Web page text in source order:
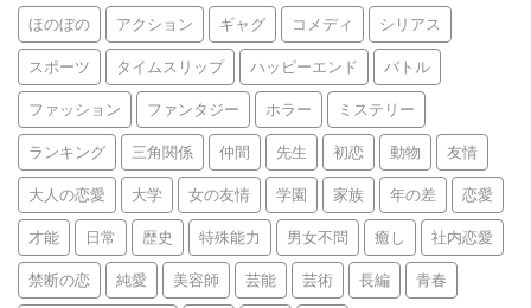
ほのぼの アクション ギャグ コメディ シリアス
スポーツ タイムスリップ ハッピーエンド バトル
ファッション ファンタジー ホラー ミステリー
ランキング 三角関係 仲間 先生 初恋 動物 友情
大人の恋愛 大学 女の友情 学園 家族 年の差 恋愛
才能 日常 歴史 特殊能力 男女不問 癒し 社内恋愛
禁断の恋 純愛 美容師 芸能 芸術 長編 青春